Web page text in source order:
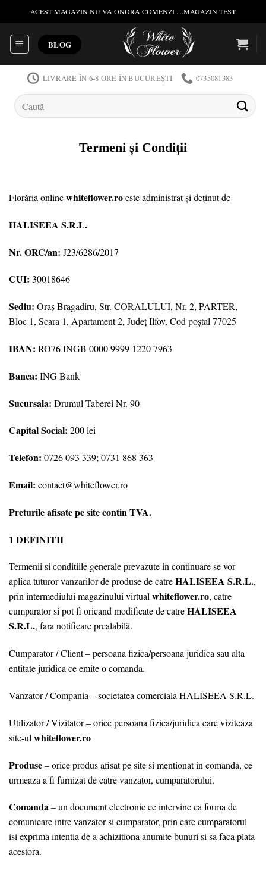
to
content
ACEST MAGAZIN NU VA ONORA COMENZI ....MAGAZIN TEST
BLOG
LIVRARE ÎN 6-8 ORE ÎN BUCUREȘTI 0735081383
Caută
după:
Termeni și Condiții
Florăria onlinewhiteflower.roeste administrat și deținut de
HALISEEA S.R.L.
Nr. ORC/an: J23/6286/2017
CUI: 30018646
Sediu: Oraş Bragadiru, Str. CORALULUI, Nr. 2, PARTER,
Bloc 1, Scara 1, Apartament 2, Județ Ilfov, Cod poștal 77025
IBAN: RO76 INGB 0000 9999 1220 7963
Banca: ING Bank
Sucursala: Drumul Taberei Nr. 90
Capital Social: 200 lei
Telefon: 0726 093 339; 0731 868 363
Email: contact@whiteflower.ro
Preturile afisate pe site contin TVA.
1 DEFINITII
Termenii si conditiile generale prevazute in continuare se vor
aplica tuturor vanzarilor de produse de catreHALISEEA S.R.L.,
prin intermediului magazinului virtualwhiteflower.ro, catre
cumparator si pot fi oricand modificate de catreHALISEEA
S.R.L., fara notificare prealabilă.
Cumparator / Client – persoana fizica/persoana juridica sau alta
entitate juridica ce emite o comanda.
Vanzator / Compania – societatea comerciala HALISEEA S.R.L.
Utilizator / Vizitator – orice persoana fizica/juridica care viziteaza
site-ul whiteflower.ro
Produse– orice produs afisat pe site si mentionat in comanda, ce
urmeaza a fi furnizat de catre vanzator, cumparatorului.
Comanda– un document electronic ce intervine ca forma de
comunicare intre vanzator si cumparator, prin care cumparatorul
isi exprima intentia de a achizitiona anumite bunuri si sa faca plata
acestora.